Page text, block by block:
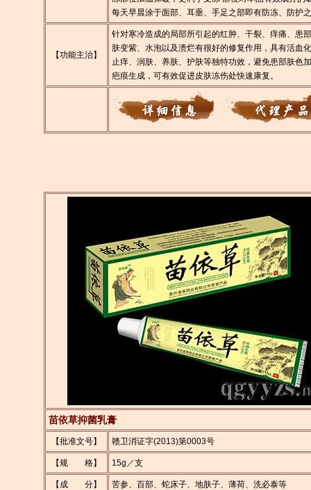
每天早晨涂于面部、耳垂、手足之部即有防冻、防护
【功能主治】
针对寒冷造成的局部所引起的红肿、干裂、痒痛、患
肤变紫、水泡以及溃烂有很好的修复作用，具有活血
止痒、润肤、养肤、护肤等独特功效，避免患部肤色
疤痕生成，可有效促进皮肤冻伤处快速康复。
苗依草抑菌乳膏
【批准文号】 赣卫消证字(2013)第0003号
【规 格】 15g／支
【成 分】 苦参、百部、蛇床子、地肤子、薄荷、洗必泰等